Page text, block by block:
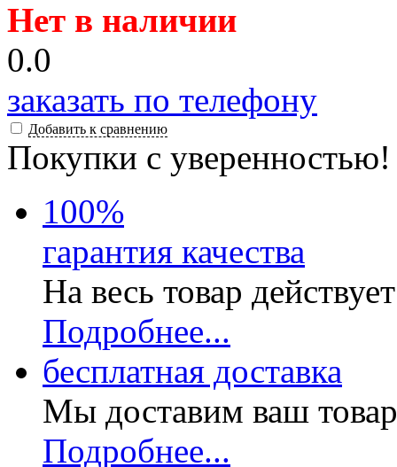
Нет в наличии
0.0
заказать по телефону
Добавить к сравнению
Покупки с уверенностью!
100%
гарантия качества
На весь товар
Подробнее...
бесплатная доставка
Мы доставим ваш
Подробнее...